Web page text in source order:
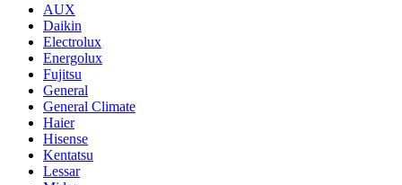
AUX
Daikin
Electrolux
Energolux
Fujitsu
General
General Climate
Haier
Hisense
Kentatsu
Lessar